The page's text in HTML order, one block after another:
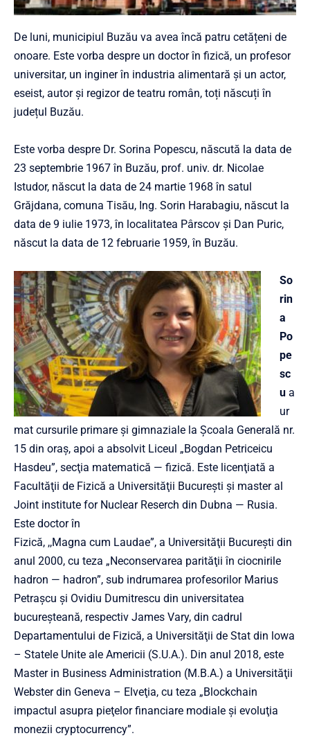
De luni, municipiul Buzău va avea încă patru cetățeni de
onoare. Este vorba despre un doctor în fizică, un profesor
universitar, un inginer în industria alimentară și un actor,
eseist, autor și regizor de teatru român, toți născuți în
județul Buzău.
Este vorba despre Dr. Sorina Popescu, născută la data de
23 septembrie 1967 în Buzău, prof. univ. dr. Nicolae
Istudor, născut la data de 24 martie 1968 în satul
Grăjdana, comuna Tisău, Ing. Sorin Harabagiu, născut la
data de 9 iulie 1973, în localitatea Pârscov și Dan Puric,
născut la data de 12 februarie 1959, în Buzău.
So
rin
a
Po
pe
sc
u a
ur
mat cursurile primare şi gimnaziale la Şcoala Generală nr.
15 din oraş, apoi a absolvit Liceul „Bogdan Petriceicu
Hasdeu”, secţia matematică — fizică. Este licenţiată a
Facultăţii de Fizică a Universităţii Bucureşti şi master al
Joint institute for Nuclear Reserch din Dubna — Rusia.
Este doctor în
Fizică, ,,Magna cum Laudae”, a Universităţii Bucureşti din
anul 2000, cu teza „Neconservarea parităţii în ciocnirile
hadron — hadron”, sub indrumarea profesorilor Marius
Petraşcu şi Ovidiu Dumitrescu din universitatea
bucureşteană, respectiv James Vary, din cadrul
Departamentului de Fizică, a Universităţii de Stat din lowa
– Statele Unite ale Americii (S.U.A.). Din anul 2018, este
Master in Business Administration (M.B.A.) a Universităţii
Webster din Geneva – Elveţia, cu teza „Blockchain
impactul asupra pieţelor financiare modiale şi evoluţia
monezii cryptocurrency”.